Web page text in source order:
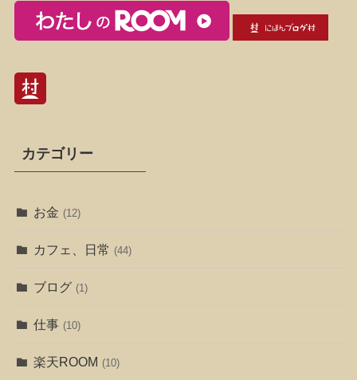
カテゴリー
お金 (12)
カフェ、日常 (44)
ブログ (1)
仕事 (10)
楽天ROOM (10)